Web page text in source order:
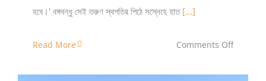
হবে।' বঙ্গবন্ধু সেই তরুণ স্থপতির পিঠে সস্নেহে হাত [...]
Read More Comments Offon